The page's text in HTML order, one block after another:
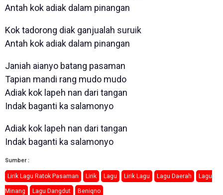
Antah kok adiak dalam pinangan
Kok tadorong diak ganjualah suruik
Antah kok adiak dalam pinangan
Janiah aianyo batang pasaman
Tapian mandi rang mudo mudo
Adiak kok lapeh nan dari tangan
Indak baganti ka salamonyo
Adiak kok lapeh nan dari tangan
Indak baganti ka salamonyo
Sumber :
Lirik Lagu Ratok Pasaman Lirik Lagu Lirik Lagu Lagu Daerah Lagu
Minang Lagu Dangdut Beniqno